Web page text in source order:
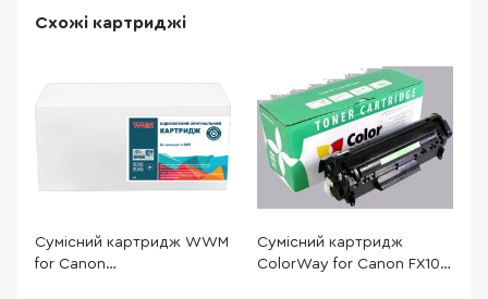
Схожі картриджі
Сумісний картридж WWM
for Canon
Сумісний картридж
ColorWay for Canon FX10